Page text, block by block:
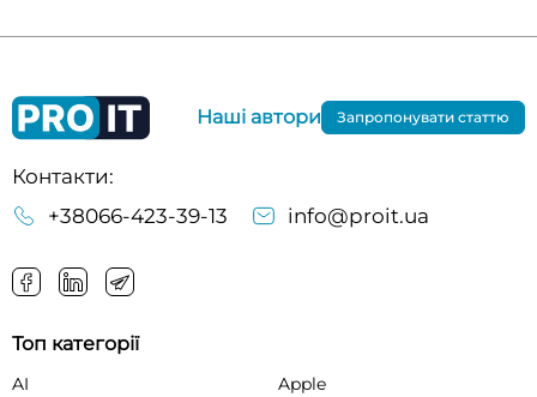
Контакти:
+38066-423-39-13
info@proit.ua
Наші автори Запропонувати статтю
Топ категорії
AI
Apple